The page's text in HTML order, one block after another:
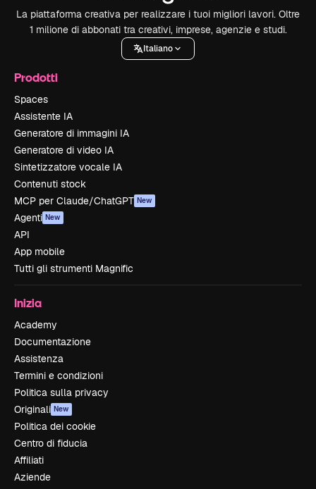
La piattaforma creativa per realizzare i tuoi migliori lavori. Oltre
1 milione di abbonati tra creativi, imprese, agenzie e studi.
Italiano
Prodotti
Spaces
Assistente IA
Generatore di immagini IA
Generatore di video IA
Sintetizzatore vocale IA
Contenuti stock
MCP per Claude/ChatGPT New
Agenti New
API
App mobile
Tutti gli strumenti Magnific
Inizia
Academy
Documentazione
Assistenza
Termini e condizioni
Politica sulla privacy
Originali New
Politica dei cookie
Centro di fiducia
Affiliati
Aziende